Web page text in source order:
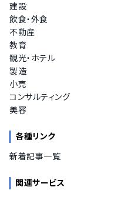
建設
飲食・外食
不動産
教育
観光・ホテル
製造
小売
コンサルティング
美容
各種リンク
新着記事一覧
関連サービス